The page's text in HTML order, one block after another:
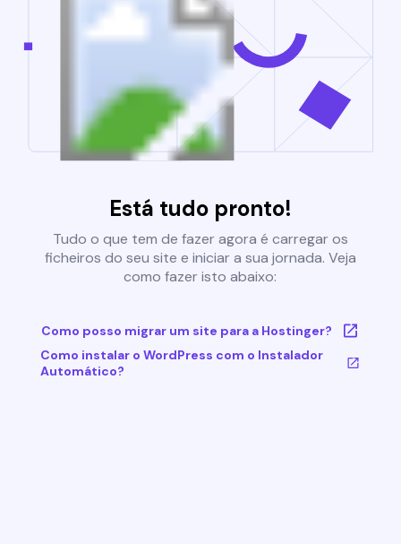
Está tudo pronto!
Tudo o que tem de fazer agora é carregar os
ficheiros do seu site e iniciar a sua jornada. Veja
como fazer isto abaixo:
Como posso migrar um site para a Hostinger?
Como instalar o WordPress com o Instalador
Automático?